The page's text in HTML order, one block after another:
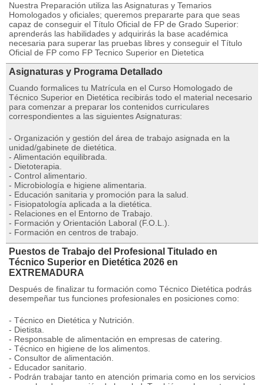
Nuestra Preparación utiliza las Asignaturas y Temarios
Homologados y oficiales; queremos prepararte para que seas
capaz de conseguir el Título Oficial de FP de Grado Superior:
aprenderás las habilidades y adquirirás la base académica
necesaria para superar las pruebas libres y conseguir el Título
Oficial de FP como FP Tecnico Superior en Dietetica
Asignaturas y Programa Detallado
Cuando formalices tu Matrícula en el Curso Homologado de
Técnico Superior en Dietética recibirás todo el material necesario
para comenzar a preparar los contenidos curriculares
correspondientes a las siguientes Asignaturas:
- Organización y gestión del área de trabajo asignada en la
unidad/gabinete de dietética.
- Alimentación equilibrada.
- Dietoterapia.
- Control alimentario.
- Microbiología e higiene alimentaria.
- Educación sanitaria y promoción para la salud.
- Fisiopatología aplicada a la dietética.
- Relaciones en el Entorno de Trabajo.
- Formación y Orientación Laboral (F.O.L.).
- Formación en centros de trabajo.
Puestos de Trabajo del Profesional Titulado en
Técnico Superior en Dietética 2026 en
EXTREMADURA
Después de finalizar tu formación como Técnico Dietética podrás
desempeñar tus funciones profesionales en posiciones como:
- Técnico en Dietética y Nutrición.
- Dietista.
- Responsable de alimentación en empresas de catering.
- Técnico en higiene de los alimentos.
- Consultor de alimentación.
- Educador sanitario.
- Podrán trabajar tanto en atención primaria como en los servicios